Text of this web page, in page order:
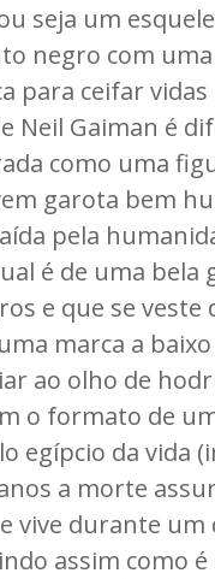
seja um
negro com
para ceifar vidas
Neil Gaiman é
como uma
garota bem
pela
é de uma bela
e que se veste
marca a
ao olho de
o formato de
egípcio da vida
a morte
vive durante um
assim como é